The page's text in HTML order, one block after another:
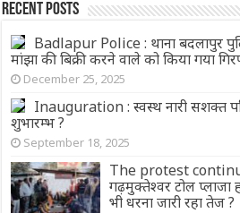
Recent Posts
Badlapur Police : थाना बदलापुर
मांझा की बिक्री करने वाले को किया गया
December 25, 2025
Inauguration : स्वस्थ नारी सशक्त
शुभारम्भ ?
September 18, 2025
The protest
गढ़मुक्तेश्वर टोल प्लाजा
भी धरना जारी रहा तेज ?